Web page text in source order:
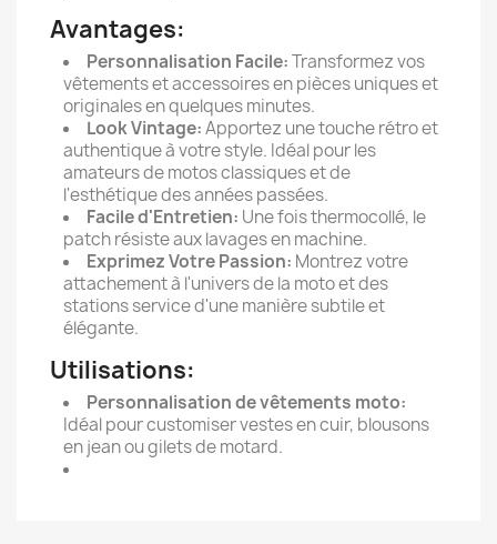
Avantages:
Personnalisation Facile:Transformez vos
vêtements et accessoires en pièces uniques et
originales en quelques minutes.
Look Vintage:Apportez une touche rétro et
authentique à votre style. Idéal pour les
amateurs de motos classiques et de
l'esthétique des années passées.
Facile d'Entretien: Une fois thermocollé, le
patch résiste aux lavages en machine.
Exprimez Votre Passion: Montrez votre
attachement à l'univers de la moto et des
stations service d'une manière subtile et
élégante.
Utilisations:
Personnalisation de vêtements moto:
Idéal pour customiser vestes en cuir, blousons
en jean ou gilets de motard.